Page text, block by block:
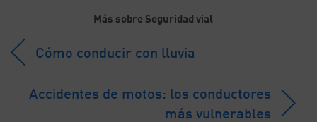
Más sobre Seguridad vial
Cómo conducir con lluvia
Accidentes de motos: los conductores
más vulnerables